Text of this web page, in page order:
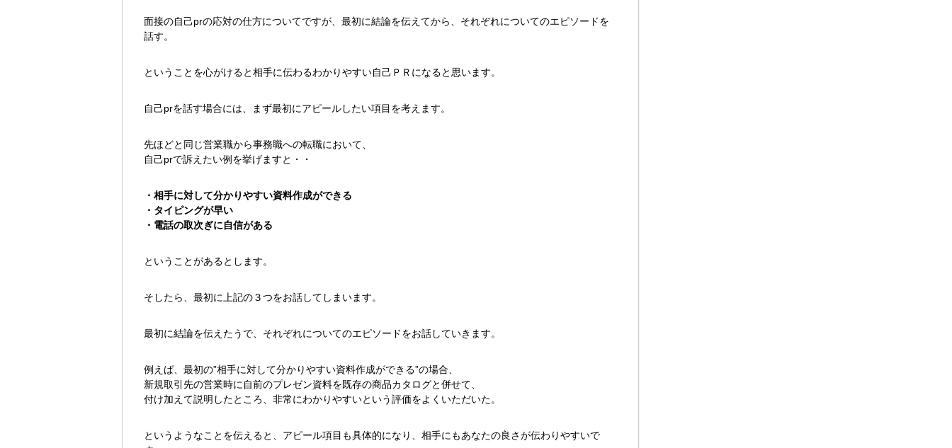
面接の自己prの応対の仕方についてですが、最初に結論を伝えてから、それぞれについてのエピソードを
話す。
ということを心がけると相手に伝わるわかりやすい自己ＰＲになると思います。
自己prを話す場合には、まず最初にアピールしたい項目を考えます。
先ほどと同じ営業職から事務職への転職において、
自己prで訴えたい例を挙げますと・・
・相手に対して分かりやすい資料作成ができる
・タイピングが早い
・電話の取次ぎに自信がある
ということがあるとします。
そしたら、最初に上記の３つをお話してしまいます。
最初に結論を伝えたうで、それぞれについてのエピソードをお話していきます。
例えば、最初の”相手に対して分かりやすい資料作成ができる”の場合、
新規取引先の営業時に自前のプレゼン資料を既存の商品カタログと併せて、
付け加えて説明したところ、非常にわかりやすいという評価をよくいただいた。
というようなことを伝えると、アピール項目も具体的になり、相手にもあなたの良さが伝わりやすいで